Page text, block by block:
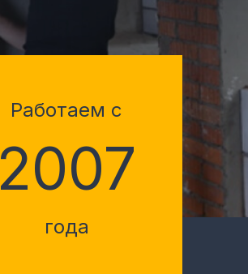
Работаем с
2007
года